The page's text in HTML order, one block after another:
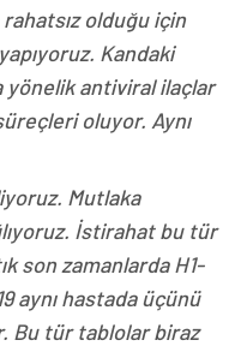
rahatsız olduğu için
Kandaki
antiviral ilaçlar
oluyor. Aynı
Mutlaka
İstirahat bu tür
son zamanlarda H1-
aynı hastada üçünü
Bu tür tablolar biraz